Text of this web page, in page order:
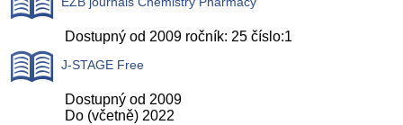
Dostupný od 2009 ročník: 25 číslo:1
J-STAGE Free
Dostupný od 2009
Do (včetně) 2022